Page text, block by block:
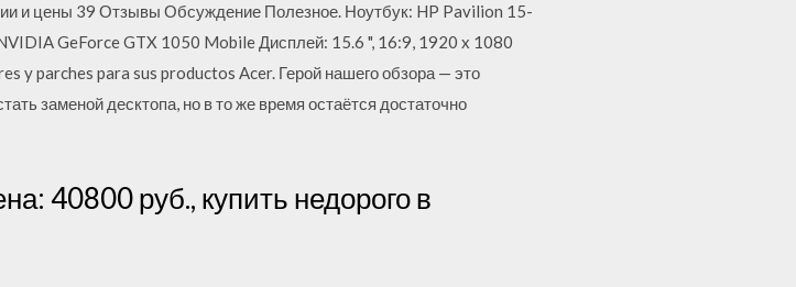
и цены 39 Отзывы Обсуждение Полезное. Ноутбук: HP Pavilion 15-
GeForce GTX 1050 Mobile Дисплей: 15.6 ", 16:9, 1920 x 1080
y parches para sus productos Acer. Герой нашего обзора — это
заменой десктопа, но в то же время остаётся достаточно
40800 руб., купить недорого в